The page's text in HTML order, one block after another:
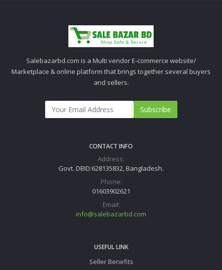
Salebazarbd.com is a Multi vendor E-commerce website/
Marketplace & online platform that brings together several buyers
and sellers.
Subscribe
CONTACT INFO
Address:
Govt. DBID:628135832, Bangladesh.
Phone:
01603902621
Email:
info@salebazarbd.com
USEFUL LINK
Seller Benefits